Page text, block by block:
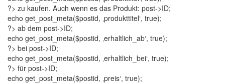
?> zu kaufen. Auch wenn es das Produkt: post->ID;
echo get_post_meta($postid, ‚produkttitel‘, true);
?> ab dem post->ID;
echo get_post_meta($postid, ‚erhaltlich_ab‘, true);
?> bei post->ID;
echo get_post_meta($postid, ‚erhaltlich_bei‘, true);
?> für post->ID;
echo get_post_meta($postid, ‚preis‘, true);